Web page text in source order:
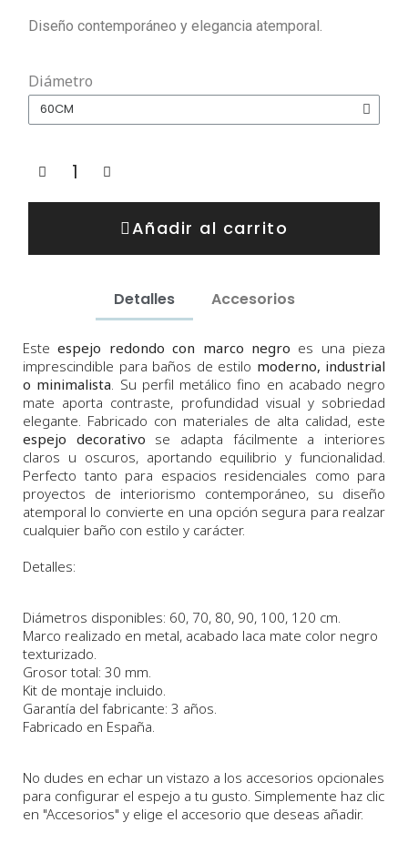
Diseño contemporáneo y elegancia atemporal.
Diámetro
Añadir al carrito
Detalles Accesorios
Esteespejo redondo con marco negro es una pieza
imprescindible para baños de estilo moderno, industrial
o minimalista . Su perfil metálico fino en acabado negro
mate aporta contraste, profundidad visual y sobriedad
elegante. Fabricado con materiales de alta calidad, este
espejo decorativo se adapta fácilmente a interiores
claros u oscuros, aportando equilibrio y funcionalidad.
Perfecto tanto para espacios residenciales como para
proyectos de interiorismo contemporáneo, su diseño
atemporal lo convierte en una opción segura para realzar
cualquier baño con estilo y carácter.
Detalles:
Diámetros disponibles: 60, 70, 80, 90, 100, 120 cm.
Marco realizado en metal, acabado laca mate color negro
texturizado.
Grosor total: 30 mm.
Kit de montaje incluido.
Garantía del fabricante: 3 años.
Fabricado en España.
No dudes en echar un vistazo a los accesorios opcionales
para configurar el espejo a tu gusto. Simplemente haz clic
en "Accesorios" y elige el accesorio que deseas añadir.